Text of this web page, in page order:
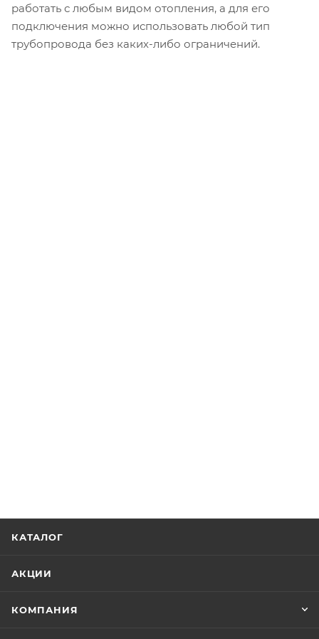
работать с любым видом отопления, а для его
подключения можно использовать любой тип
трубопровода без каких-либо ограничений.
КАТАЛОГ
АКЦИИ
КОМПАНИЯ